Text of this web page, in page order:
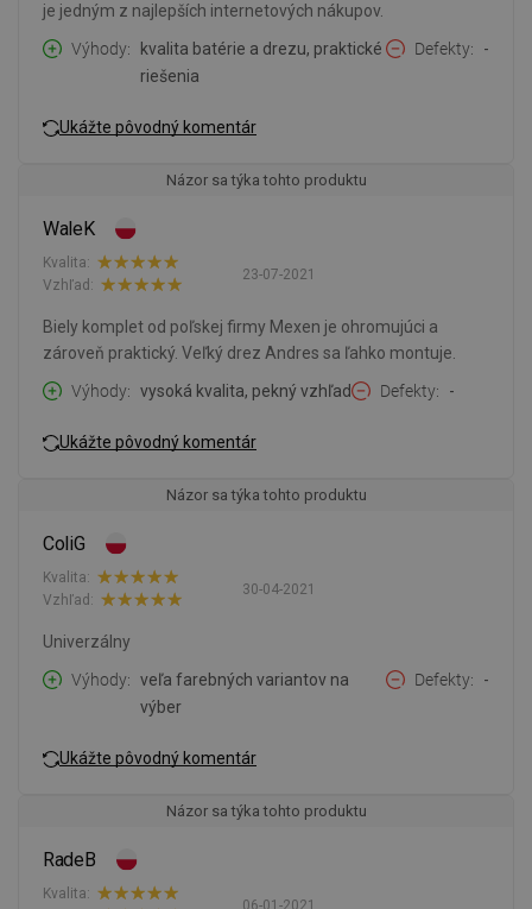
je jedným z najlepších internetových nákupov.
Výhody
kvalita batérie a drezu, praktické
riešenia
Defekty -
Ukážte pôvodný komentár
Názor sa týka tohto produktu
WaleK
23-07-2021
Kvalita:
Vzhľad:
Biely komplet od poľskej firmy Mexen je ohromujúci a
zároveň praktický. Veľký drez Andres sa ľahko montuje.
Výhody
vysoká kvalita, pekný vzhľad Defekty -
Ukážte pôvodný komentár
Názor sa týka tohto produktu
ColiG
30-04-2021
Kvalita:
Vzhľad:
Univerzálny
Výhody
veľa farebných variantov na
výber
Defekty -
Ukážte pôvodný komentár
Názor sa týka tohto produktu
RadeB
Kvalita: